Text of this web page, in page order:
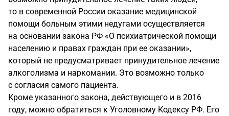
то в современной России оказание медицинской
помощи больным этими недугами осуществляется
на основании закона РФ «О психиатрической помощи
населению и правах граждан при ее оказании»,
который не предусматривает принудительное лечение
алкоголизма и наркомании. Это возможно только
с согласия самого пациента.
Кроме указанного закона, действующего и в 2016
году, можно обратиться к Уголовному Кодексу РФ. Его